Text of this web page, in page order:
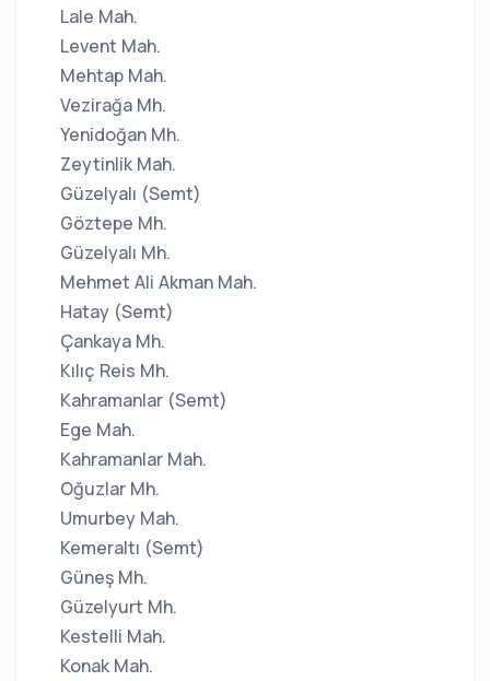
Lale Mah.
Levent Mah.
Mehtap Mah.
Vezirağa Mh.
Yenidoğan Mh.
Zeytinlik Mah.
Güzelyalı (Semt)
Göztepe Mh.
Güzelyalı Mh.
Mehmet Ali Akman Mah.
Hatay (Semt)
Çankaya Mh.
Kılıç Reis Mh.
Kahramanlar (Semt)
Ege Mah.
Kahramanlar Mah.
Oğuzlar Mh.
Umurbey Mah.
Kemeraltı (Semt)
Güneş Mh.
Güzelyurt Mh.
Kestelli Mah.
Konak Mah.